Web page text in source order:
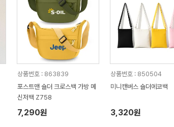
상품번호 : 863839
포스트맨 숄더 크로스백 가방 메
신저백 Z758
7,290원
상품번호 : 850504
미니캔버스 숄더에코백
3,320원